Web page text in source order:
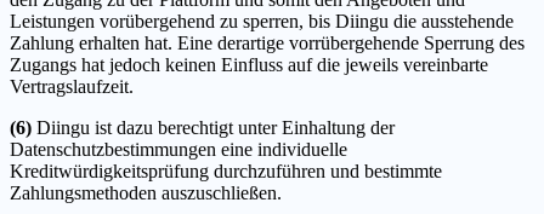
Leistungen vorübergehend zu sperren, bis Diingu die ausstehende
Zahlung erhalten hat. Eine derartige vorrübergehende Sperrung des
Zugangs hat jedoch keinen Einfluss auf die jeweils vereinbarte
Vertragslaufzeit.
(6) Diingu ist dazu berechtigt unter Einhaltung der
Datenschutzbestimmungen eine individuelle
Kreditwürdigkeitsprüfung durchzuführen und bestimmte
Zahlungsmethoden auszuschließen.